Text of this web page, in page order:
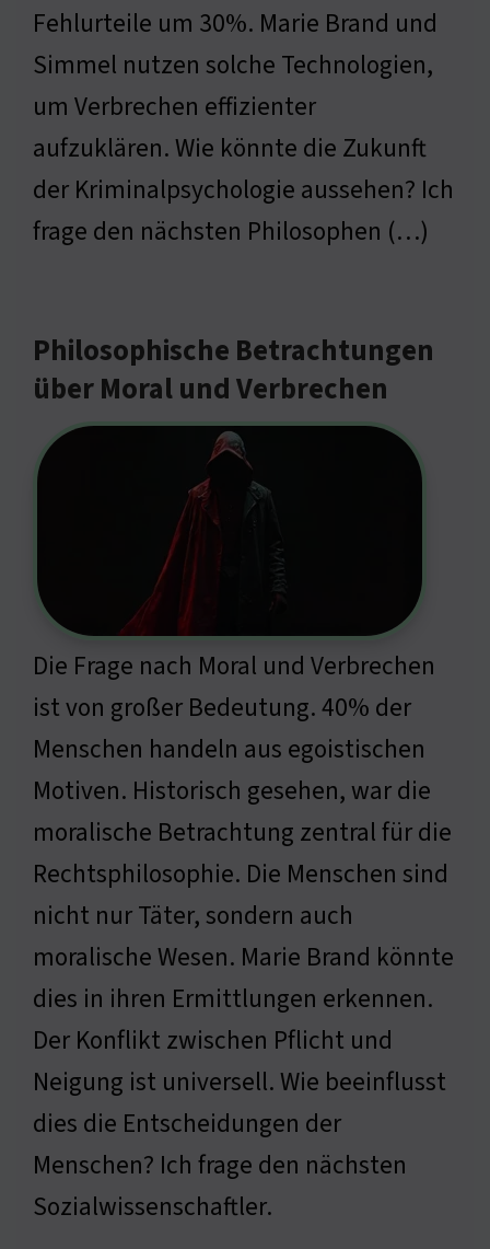
Fehlurteile um 30%. Marie Brand und
Simmel nutzen solche Technologien,
um Verbrechen effizienter
aufzuklären. Wie könnte die Zukunft
der Kriminalpsychologie aussehen? Ich
frage den nächsten Philosophen (…)
Philosophische Betrachtungen
über Moral und Verbrechen
Die Frage nach Moral und Verbrechen
ist von großer Bedeutung. 40% der
Menschen handeln aus egoistischen
Motiven. Historisch gesehen, war die
moralische Betrachtung zentral für die
Rechtsphilosophie. Die Menschen sind
nicht nur Täter, sondern auch
moralische Wesen. Marie Brand könnte
dies in ihren Ermittlungen erkennen.
Der Konflikt zwischen Pflicht und
Neigung ist universell. Wie beeinflusst
dies die Entscheidungen der
Menschen? Ich frage den nächsten
Sozialwissenschaftler.